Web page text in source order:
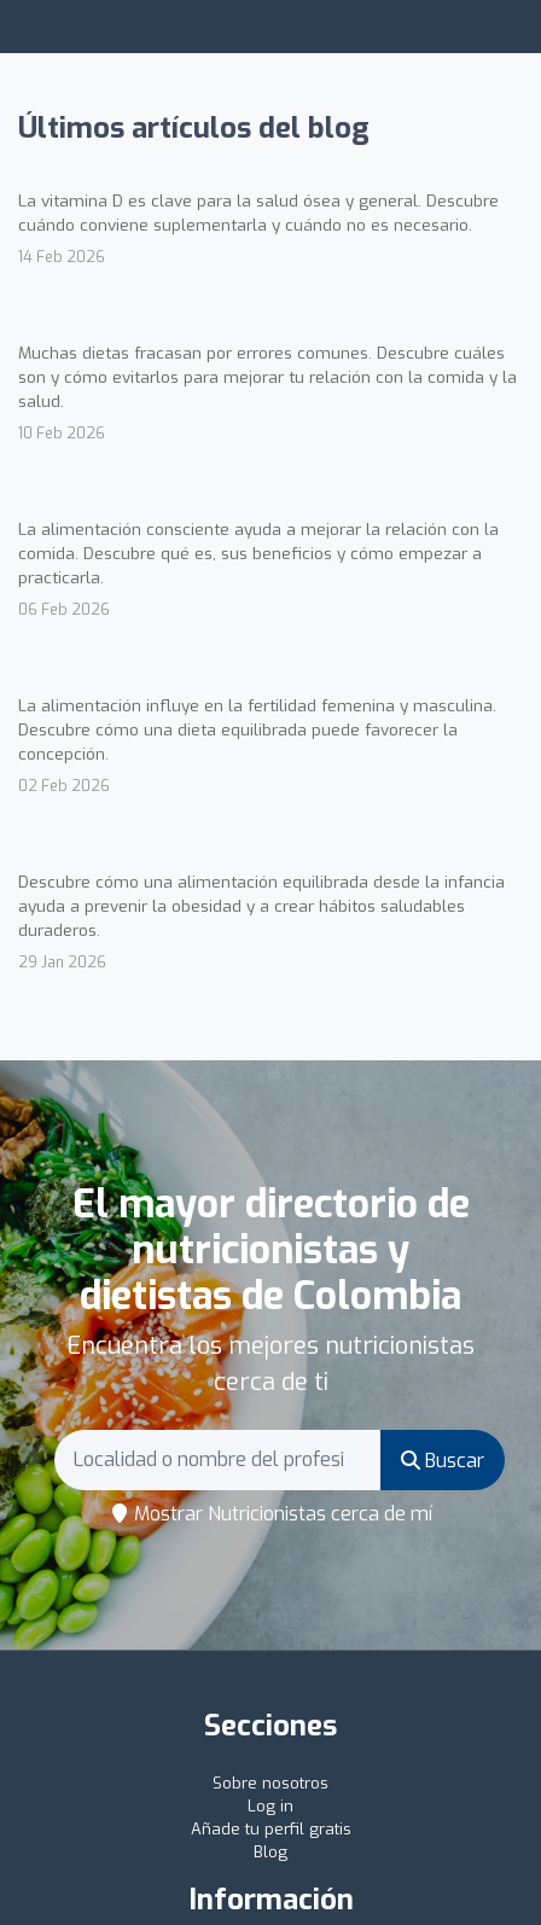
Últimos artículos del blog
La vitamina D es clave para la salud ósea y general. Descubre
cuándo conviene suplementarla y cuándo no es necesario.
14 Feb 2026
Muchas dietas fracasan por errores comunes. Descubre cuáles
son y cómo evitarlos para mejorar tu relación con la comida y la
salud.
10 Feb 2026
La alimentación consciente ayuda a mejorar la relación con la
comida. Descubre qué es, sus beneficios y cómo empezar a
practicarla.
06 Feb 2026
La alimentación influye en la fertilidad femenina y masculina.
Descubre cómo una dieta equilibrada puede favorecer la
concepción.
02 Feb 2026
Descubre cómo una alimentación equilibrada desde la infancia
ayuda a prevenir la obesidad y a crear hábitos saludables
duraderos.
29 Jan 2026
El mayor directorio de
nutricionistas y
dietistas de Colombia
Encuentra los mejores nutricionistas
cerca de ti
Buscar
Mostrar Nutricionistas cerca de mí
Secciones
Sobre nosotros
Log in
Añade tu perfil gratis
Blog
Información